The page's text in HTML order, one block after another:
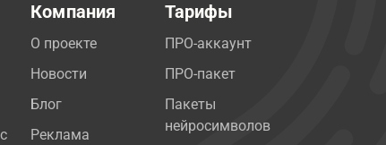
Компания
О проекте
Новости
Блог
Реклама
Тарифы
ПРО-аккаунт
ПРО-пакет
Пакеты
нейросимволов